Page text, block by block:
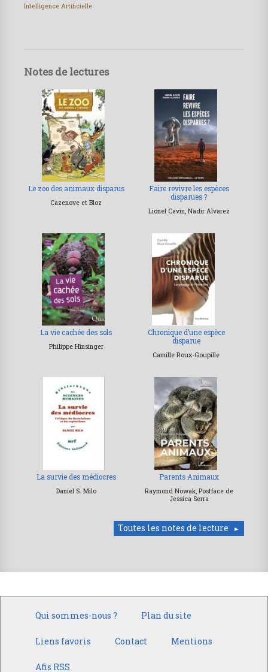
Intelligence Artificielle
Notes de lectures
Le zoo des animaux disparus
Cazenove et Bloz
Faire revivre les espèces
disparues ?
Lionel Cavin, Nadir Alvarez
La vie cachée des sols
Philippe Hinsinger
Chronique d’une espèce
disparue
Camille Roux-Goupille
La survie des médiocres
Daniel S. Milo
Parents Animaux
Raymond Nowak, Postface de
Jessica Serra
Toutes les notes de lecture
Qui sommes-nous ? Plan du site
Liens favoris Contact Mentions
Afis RSS